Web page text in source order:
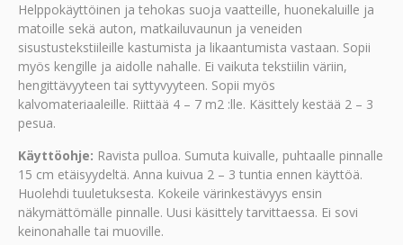
Helppokäyttöinen ja tehokas suoja vaatteille, huonekaluille ja
matoille sekä auton, matkailuvaunun ja veneiden
sisustustekstiileille kastumista ja likaantumista vastaan. Sopii
myös kengille ja aidolle nahalle. Ei vaikuta tekstiilin väriin,
hengittävyyteen tai syttyvyyteen. Sopii myös
kalvomateriaaleille. Riittää 4 – 7 m2 :lle. Käsittely kestää 2 – 3
pesua.
Käyttöohje: Ravista pulloa. Sumuta kuivalle, puhtaalle pinnalle
15 cm etäisyydeltä. Anna kuivua 2 – 3 tuntia ennen käyttöä.
Huolehdi tuuletuksesta. Kokeile värinkestävyys ensin
näkymättömälle pinnalle. Uusi käsittely tarvittaessa. Ei sovi
keinonahalle tai muoville.